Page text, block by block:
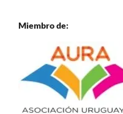
Miembro de: